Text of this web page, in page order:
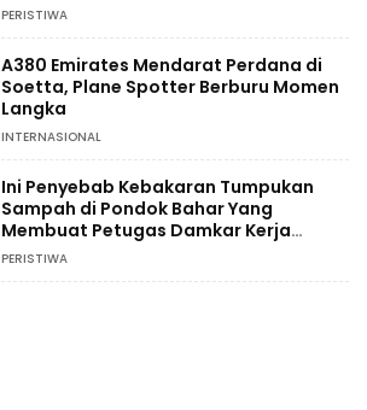
PERISTIWA
A380 Emirates Mendarat Perdana di
Soetta, Plane Spotter Berburu Momen
Langka
INTERNASIONAL
Ini Penyebab Kebakaran Tumpukan
Sampah di Pondok Bahar Yang
Membuat Petugas Damkar Kerja
Ekstra
PERISTIWA